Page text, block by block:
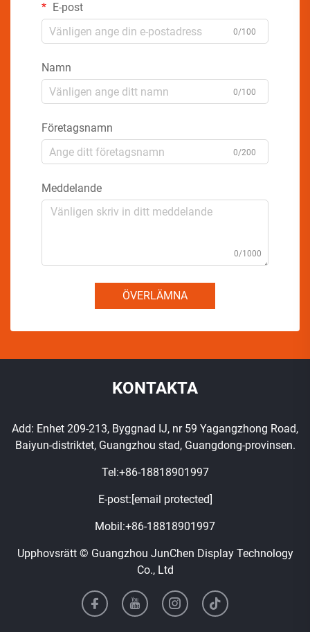
E-post
0/100
Namn
0/100
Företagsnamn
0/200
Meddelande
0/1000
ÖVERLÄMNA
KONTAKTA
Add: Enhet 209-213, Byggnad IJ, nr 59 Yagangzhong Road,
Baiyun-distriktet, Guangzhou stad, Guangdong-provinsen.
Tel:+86-18818901997
E-post: [email protected]
Mobil:+86-18818901997
Upphovsrätt © Guangzhou JunChen Display Technology
Co., Ltd